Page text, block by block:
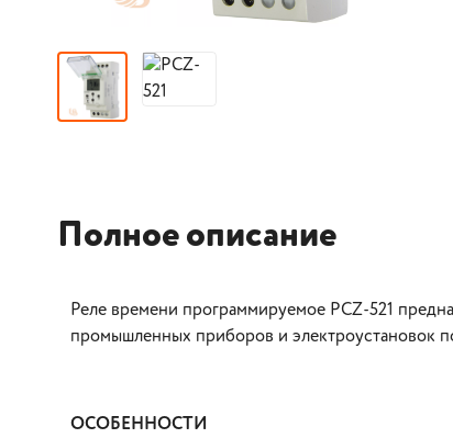
Полное описание
Реле времени программируемое PCZ-521
промышленных приборов и электроустановок
ОСОБЕННОСТИ